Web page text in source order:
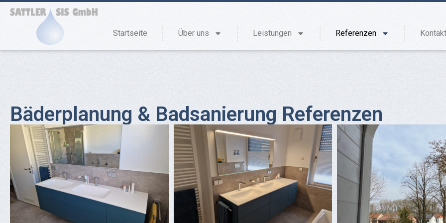
Startseite Über uns Leistungen Referenzen Kontakt
Bäderplanung & Badsanierung Referenzen